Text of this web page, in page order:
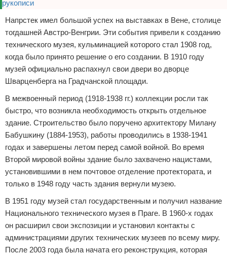
Напрстек имел большой успех на выставках в Вене, столице
тогдашней Австро-Венгрии. Эти события привели к созданию
технического музея, кульминацией которого стал 1908 год,
когда было принято решение о его создании. В 1910 году
музей официально распахнул свои двери во дворце
Шварценберга на Градчанской площади.
В межвоенный период (1918-1938 гг.) коллекции росли так
быстро, что возникла необходимость открыть отдельное
здание. Строительство было поручено архитектору Милану
Бабушкину (1884-1953), работы проводились в 1938-1941
годах и завершены летом перед самой войной. Во время
Второй мировой войны здание было захвачено нацистами,
установившими в нем почтовое отделение протектората, и
только в 1948 году часть здания вернули музею.
В 1951 году музей стал государственным и получил название
Национального технического музея в Праге. В 1960-х годах
он расширил свои экспозиции и установил контакты с
администрациями других технических музеев по всему миру.
После 2003 года была начата его реконструкция, которая